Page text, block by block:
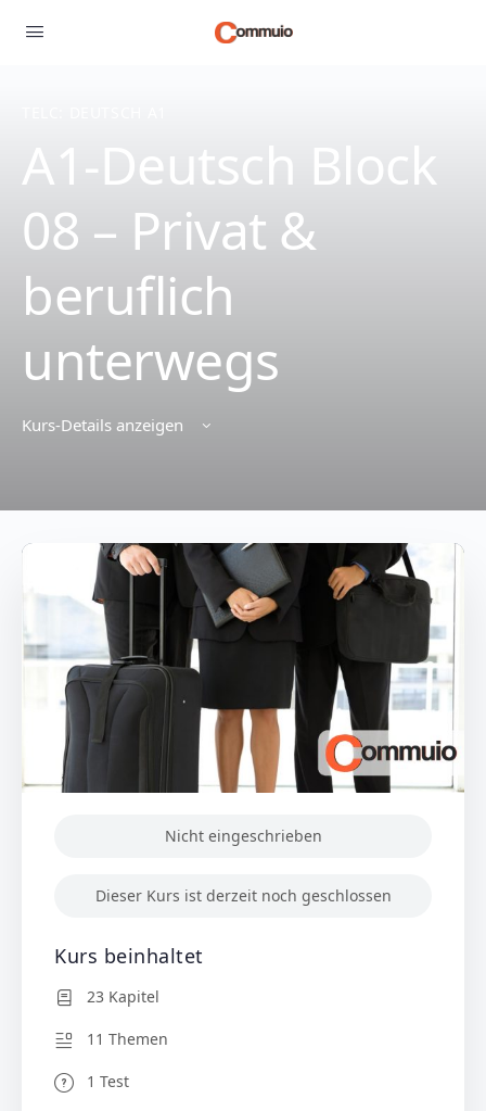
A1-Deutsch Block
08 – Privat &
beruflich
unterwegs
Kurs-Details anzeigen
Nicht eingeschrieben
Dieser Kurs ist derzeit noch geschlossen
Kurs beinhaltet
23 Kapitel
11 Themen
1 Test